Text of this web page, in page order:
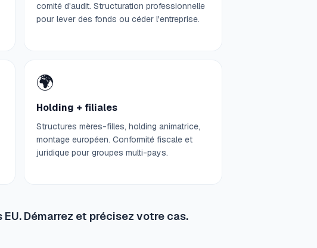
comité d'audit. Structuration professionnelle
pour lever des fonds ou céder l'entreprise.
🌍
Holding + filiales
Structures mères-filles, holding animatrice,
montage européen. Conformité fiscale et
juridique pour groupes multi-pays.
Démarrez et précisez votre cas.